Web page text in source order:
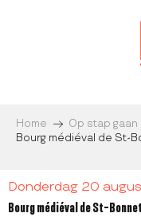
Home Op stap gaan
Bourg médiéval de St-
Donderdag 20
Bourg médiéval de St-